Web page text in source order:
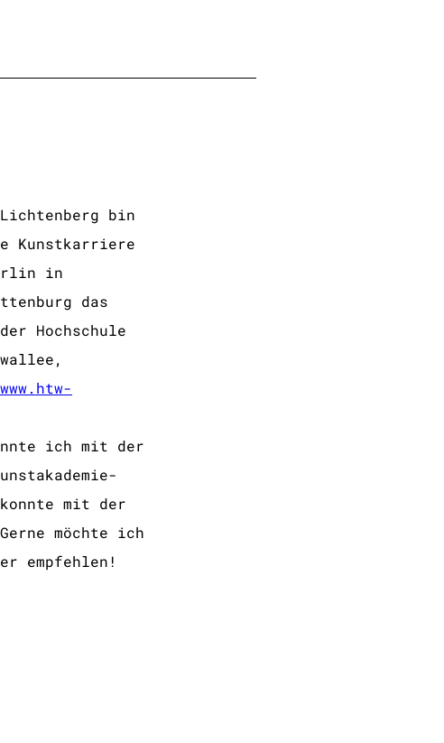
bin
Kunstkarriere
in
das
Hochschule
ich mit der
mit der
möchte ich
empfehlen!